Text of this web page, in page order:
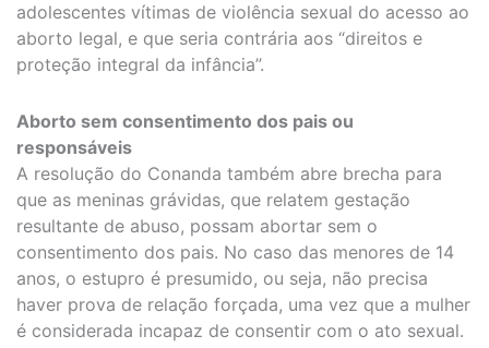
adolescentes vítimas de violência sexual do acesso ao
aborto legal, e que seria contrária aos “direitos e
proteção integral da infância”.
Aborto sem consentimento dos pais ou
responsáveis
A resolução do Conanda também abre brecha para
que as meninas grávidas, que relatem gestação
resultante de abuso, possam abortar sem o
consentimento dos pais. No caso das menores de 14
anos, o estupro é presumido, ou seja, não precisa
haver prova de relação forçada, uma vez que a mulher
é considerada incapaz de consentir com o ato sexual.